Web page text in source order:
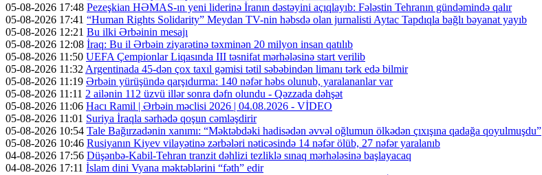
05-08-2026 17:48 Pezeşkian HƏMAS-ın yeni liderinə İranın dəstəyini açıqlayıb: Fələstin Tehranın gündəmində qalır
05-08-2026 17:41 “Human Rights Solidarity” Meydan TV-nin həbsdə olan jurnalisti Aytac Tapdıqla bağlı bəyanat yayıb
05-08-2026 12:21 Bu ilki Ərbəinin mesajı
05-08-2026 12:08 İraq: Bu il Ərbəin ziyarətinə təxminən 20 milyon insan qatılıb
05-08-2026 11:50 UEFA Çempionlar Liqasında III təsnifat mərhələsinə start verilib
05-08-2026 11:32 Argentinada 45-dən çox taxıl gəmisi tətil səbəbindən limanı tərk edə bilmir
05-08-2026 11:19 Ərbəin yürüşündə qarşıdurma: 140 nəfər həbs olunub, yaralananlar var
05-08-2026 11:11 2 ailənin 112 üzvü illər sonra dəfn olundu - Qəzzada dəhşət
05-08-2026 11:06 Hacı Ramil | Ərbəin məclisi 2026 | 04.08.2026 - VİDEO
05-08-2026 11:01 Suriya İraqla sərhədə qoşun cəmləşdirir
05-08-2026 10:54 Tale Bağırzadənin xanımı: “Məktəbdəki hadisədən əvvəl oğlumun ölkədən çıxışına qadağa qoyulmuşdu”
05-08-2026 10:46 Rusiyanın Kiyev vilayətinə zərbələri nəticəsində 14 nəfər ölüb, 27 nəfər yaralanıb
04-08-2026 17:56 Düşənbə-Kabil-Tehran tranzit dəhlizi tezliklə sınaq mərhələsinə başlayacaq
04-08-2026 17:11 İslam dini Vyana məktəblərini “fəth” edir